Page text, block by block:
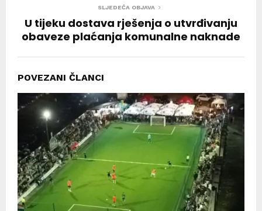
SLJEDEĆA OBJAVA
U tijeku dostava rješenja o utvrđivanju
obaveze plaćanja komunalne naknade
POVEZANI ČLANCI